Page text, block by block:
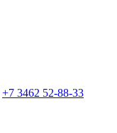
+7 3462 52-88-33